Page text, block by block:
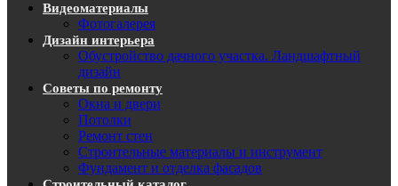
Видеоматериалы
Фотогалерея
Дизайн интерьера
Обустройство дачного участка. Ландшафтный
дизайн
Советы по ремонту
Окна и двери
Потолки
Ремонт стен
Строительные материалы и инструмент
Фундамент и отделка фасадов